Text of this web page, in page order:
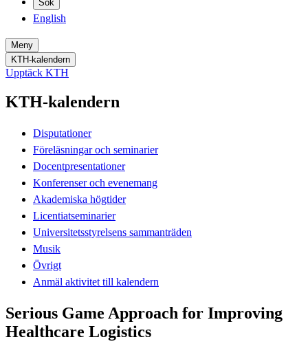
Sök
English
Meny
KTH-kalendern
Upptäck KTH
KTH-kalendern
Disputationer
Föreläsningar och seminarier
Docentpresentationer
Konferenser och evenemang
Akademiska högtider
Licentiatseminarier
Universitetsstyrelsens sammanträden
Musik
Övrigt
Anmäl aktivitet till kalendern
Serious Game Approach for Improving
Healthcare Logistics